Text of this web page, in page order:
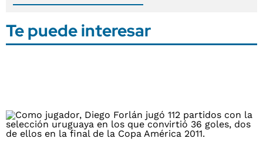
Te puede interesar